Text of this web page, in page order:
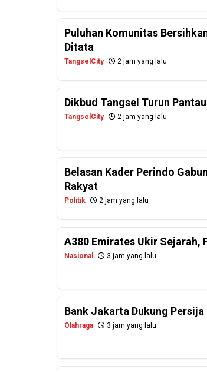
Puluhan Komunitas
Ditata
TangselCity 2 jam yang lalu
Dikbud Tangsel Turun
TangselCity 2 jam yang lalu
Belasan Kader Perindo
Rakyat
Politik 2 jam yang lalu
A380 Emirates Ukir
Nasional 3 jam yang lalu
Bank Jakarta Dukung
Olahraga 3 jam yang lalu